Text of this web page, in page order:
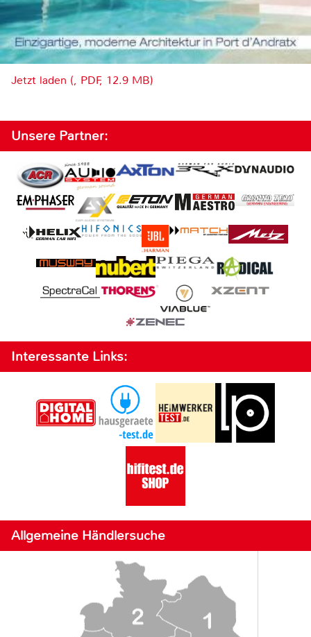
Jetzt laden (, PDF, 12.9 MB)
Unsere Partner:
Interessante Links:
Allgemeine Händlersuche